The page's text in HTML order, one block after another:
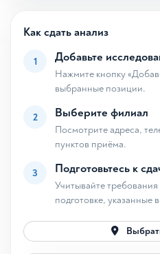
Как сдать анализ
1 Добавьте
Нажмите кнопку
выбранные позиции.
2 Выберите филиал
Посмотрите адреса,
пунктов приёма.
3 Подготовьтесь к
Учитывайте
подготовке, указанные